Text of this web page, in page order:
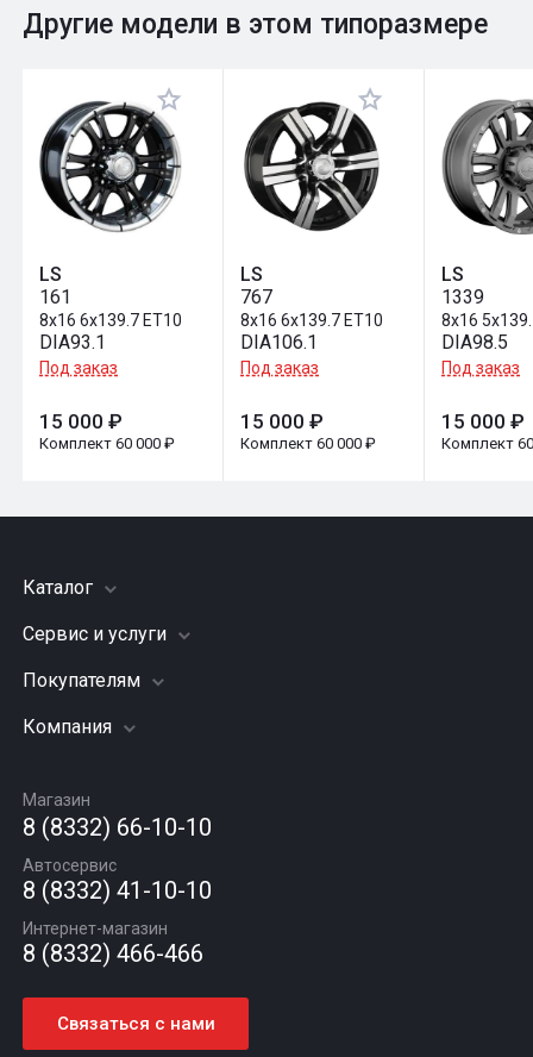
Оставить отзыв
Общий рейтинг 0
Другие модели в этом типоразмере
LS
161
8x16 6x139.7 ET10
DIA93.1
Под заказ
15 000 ₽
Комплект 60 000 ₽
LS
767
8x16 6x139.7 ET10
DIA106.1
Под заказ
15 000 ₽
Комплект 60 000 ₽
LS
1339
8x16
DIA98.5
Под заказ
15 000 ₽
Комплект
Каталог
Шины
Грузовые шины
Диски
Автомасла
Сервис и услуги
Заправка кондиционера
Подвеска (ходовая часть)
Шиномонтаж
Покупателям
Акции
Гарантии и возврат
Компания
Вакансии
Новости
Статьи
Контакты
Магазин
8 (8332) 66-10-10
Автосервис
8 (8332) 41-10-10
Интернет-магазин
8 (8332) 466-466
Связаться с нами